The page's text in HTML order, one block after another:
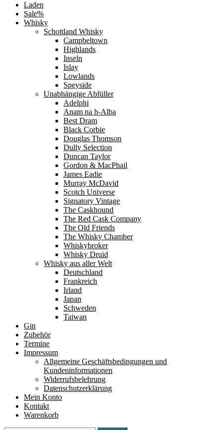
Laden
Sale%
Whisky
Schottland Whisky
Campbeltown
Highlands
Inseln
Islay
Lowlands
Speyside
Unabhängige Abfüller
Adelphi
Anam na h-Alba
Best Dram
Black Corbie
Douglas Thomson
Dully Selection
Duncan Taylor
Gordon & MacPhail
James Eadie
Murray McDavid
Scotch Universe
Signatory Vintage
The Caskhound
The Red Cask Company
The Old Friends
The Whisky Chamber
Whiskybroker
Whisky Druid
Whisky aus aller Welt
Deutschland
Frankreich
Irland
Japan
Schweden
Taiwan
Gin
Zubehör
Termine
Impressum
Allgemeine Geschäftsbedingungen und
Kundeninformationen
Widerrufsbelehrung
Datenschutzerklärung
Mein Konto
Kontakt
Warenkorb